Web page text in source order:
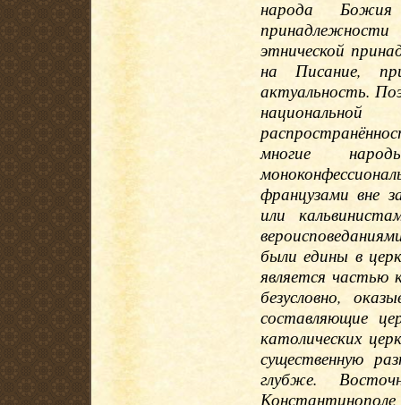
народа
этнической
на Писание,
актуальность.
многие
французами вне
или
были едины в
является частью
безусловно,
составляющие
католических
существенную
глубже.